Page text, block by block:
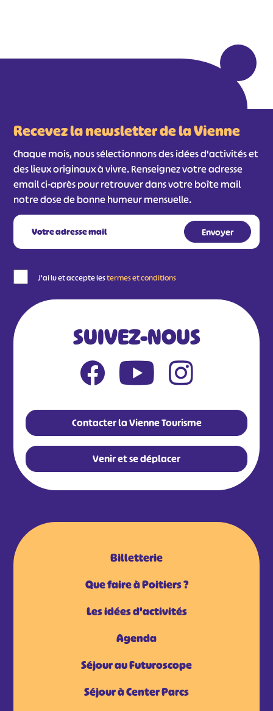
Recevez la newsletter de la Vienne
Chaque mois, nous sélectionnons des idées d'activités et
des lieux originaux à vivre. Renseignez votre adresse
email ci-après pour retrouver dans votre boîte mail
notre dose de bonne humeur mensuelle.
J'ai lu et accepte lestermes et conditions
SUIVEZ-NOUS
Contacter la Vienne Tourisme
Venir et se déplacer
Billetterie
Que faire à Poitiers ?
Les idées d'activités
Agenda
Séjour au Futuroscope
Séjour à Center Parcs